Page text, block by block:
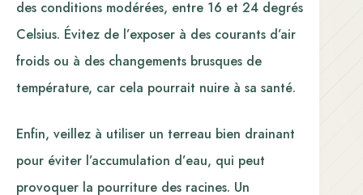
des conditions modérées, entre 16 et 24 degrés
Celsius. Évitez de l’exposer à des courants d’air
froids ou à des changements brusques de
température, car cela pourrait nuire à sa santé.
Enfin, veillez à utiliser un terreau bien drainant
pour éviter l’accumulation d’eau, qui peut
provoquer la pourriture des racines. Un